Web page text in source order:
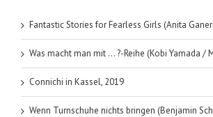
Fantastic Stories for Fearless Girls (Anita
Was macht man mit … ?-Reihe (Kobi Yamada /
Connichi in Kassel, 2019
Wenn Turnschuhe nichts bringen (Benjamin